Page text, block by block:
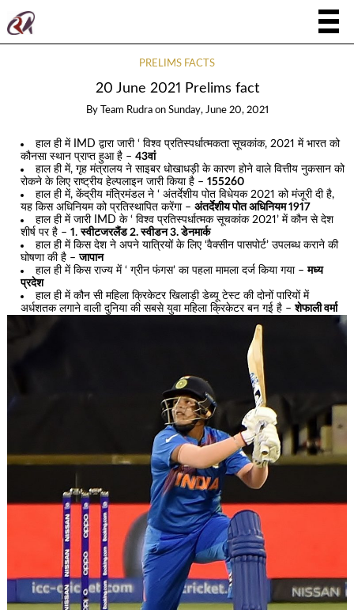
PRELIMS FACTS
20 June 2021 Prelims fact
By Team Rudra on Sunday, June 20, 2021
हाल ही में IMD द्वारा जारी ‘ विश्व प्रतिस्पर्धात्मकता सूचकांक, 2021 में भारत को
कौनसा स्थान प्राप्त हुआ है –43वां
हाल ही में, गृह मंत्रालय ने साइबर धोखाधड़ी के कारण होने वाले वित्तीय नुकसान को
रोकने के लिए राष्ट्रीय हेल्पलाइन जारी किया है –155260
हाल ही में, केंद्रीय मंत्रिमंडल ने ‘ अंतर्देशीय पोत विधेयक 2021 को मंजूरी दी है,
यह किस अधिनियम को प्रतिस्थापित करेंगा –अंतर्देशीय पोत अधिनियम 1917
हाल ही में जारी IMD के ‘ विश्व प्रतिस्पर्धात्मक सूचकांक 2021’ में कौन से देश
शीर्ष पर है –1 .स्वीटजरलैंड 2. स्वीडन 3. डेनमार्क
हाल ही में किस देश ने अपने यात्रियों के लिए ‘वैक्सीन पासपोर्ट’ उपलब्ध कराने की
घोषणा की है –जापान
हाल ही में किस राज्य में ‘ ग्रीन फंगस’ का पहला मामला दर्ज किया गया –मध्य
प्रदेश
हाल ही में कौन सी महिला क्रिकेटर खिलाड़ी डेब्यू टेस्ट की दोनों पारियों में
अर्धशतक लगाने वाली दुनिया की सबसे युवा महिला क्रिकेटर बन गई है –शेफाली वर्मा